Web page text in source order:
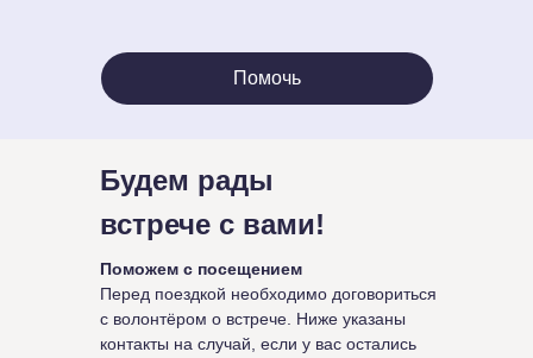
Помочь
Будем рады
встрече с вами!
Поможем с посещением
Перед поездкой необходимо договориться
с волонтёром о встрече. Ниже указаны
контакты на случай, если у вас остались